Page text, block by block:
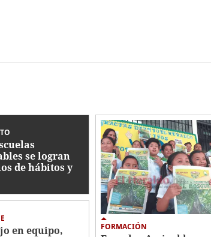
se logran
de hábitos y
en equipo,
FORMACIÓN